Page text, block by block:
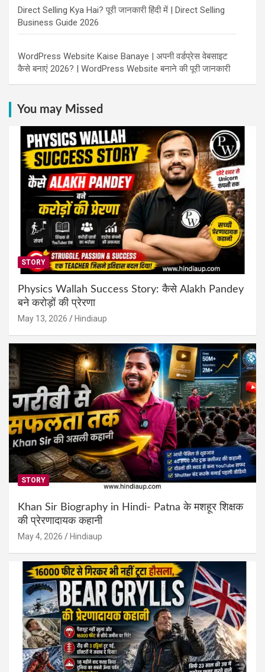
Direct Selling Kya Hai? पूरी जानकारी हिंदी में | Direct Selling
Business Guide 2026
WordPress Website Kaise Banaye | अपनी वर्डप्रेस वेबसाइट
कैसे बनाएं 2026? | WordPress Website बनाने की पूरी जानकारी
You may Missed
STORY
Physics Wallah Success Story: कैसे Alakh Pandey
बने करोड़ों की प्रेरणा
May 13, 2026 Hindiaup
STORY
Khan Sir Biography in Hindi- Patna के मशहूर शिक्षक
की प्रेरणादायक कहानी
May 4, 2026 Hindiaup